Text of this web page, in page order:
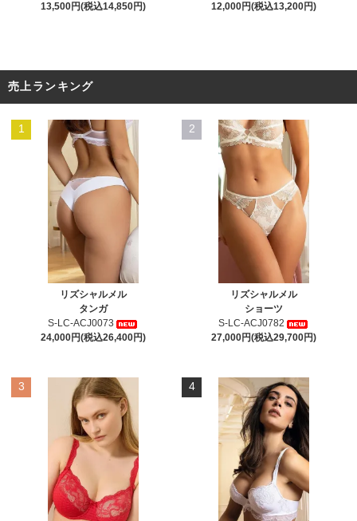
13,500円(税込14,850円)
12,000円(税込13,200円)
売上ランキング
1
リズシャルメル
タンガ
S-LC-ACJ0073
24,000円(税込26,400円)
2
リズシャルメル
ショーツ
S-LC-ACJ0782
27,000円(税込29,700円)
3 4